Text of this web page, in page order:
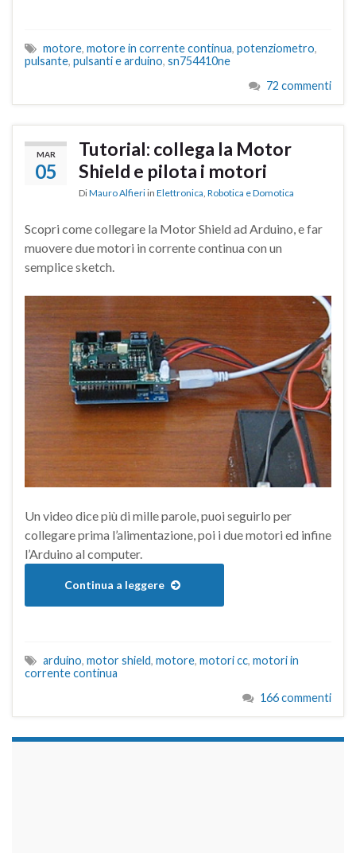
motore, motore in corrente continua, potenziometro,
pulsante, pulsanti e arduino, sn754410ne
72 commenti
MAR
05
Tutorial: collega la Motor
Shield e pilota i motori
DiMauro Alfieri in Elettronica Robotica e Domotica
Scopri come collegare la Motor Shield ad Arduino, e far
muovere due motori in corrente continua con un
semplice sketch.
Un video dice più di mille parole, puoi seguirlo per
collegare prima l’alimentazione, poi i due motori ed infine
l’Arduino al computer.
Continua a leggere
arduino, motor shield, motore, motori cc, motori in
corrente continua
166 commenti